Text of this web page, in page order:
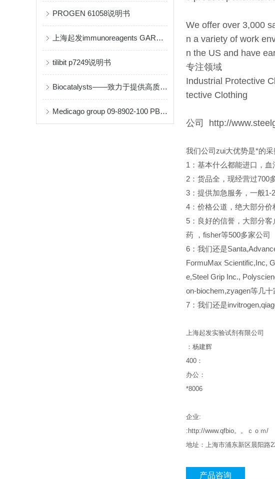
PROGEN 61058说明书
上海起发immunoreagents GARHRP-050说明书
tilibit p7249说明书
Biocatalysts——致力于提供高质量的酶和生物催化解决方案
Medicago group 09-8902-100 PBS-Tween 缓冲液片剂说明书
We offer over 3,000
n a variety of work
n the US and have
专注领域
Industrial Protective
tective Clothing
公司 http://
我们公司zui大优势是*的采
1
：基本什么都能进口，
2 ：货品全，现经营过700
3 ：提供加急服务，一般
4 ：价格公道，绝大部分
5 ：良好的信誉，大部分
药
，fisher等500多家公司
6 ：我们还是
FormuMax Scientific,Inc,
e,Steel Grip Inc.,
on-biochem,zyagen等几十
7：我们还是
上海起发实验试剂有限公司
：杨建辉
400 ：
办公：
*8006
企业:
:http://www.qfbio。。ｃｏｍ/
地址：上海市浦东新区晨阳路
产品咨询